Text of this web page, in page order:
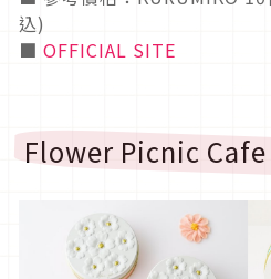
込)
■ OFFICIAL SITE
Flower Picnic Cafe